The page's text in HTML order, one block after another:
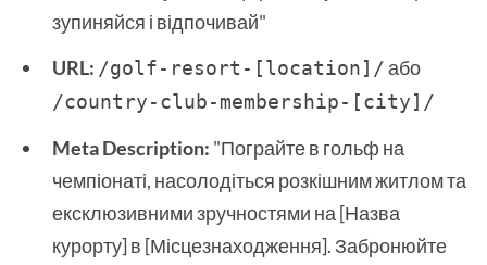
зупиняйся і відпочивай"
URL: /golf-resort-[location]/або
/country-club-membership-[city]/
Meta Description: "Пограйте в гольф на
чемпіонаті, насолодіться розкішним житлом та
ексклюзивними зручностями на [Назва
курорту] в [Місцезнаходження]. Забронюйте